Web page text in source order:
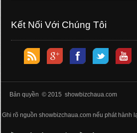
Kết Nối Với Chúng Tôi
Bản quyền © 2015 showbizchaua.com
Ghi rõ nguồn showbizchaua.com nếu phát hành